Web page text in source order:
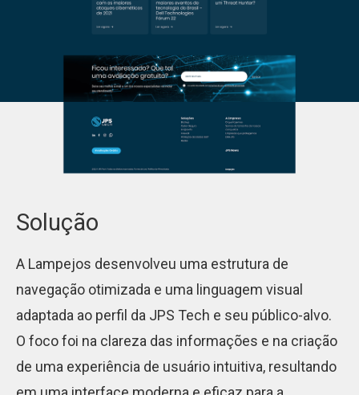
Solução
A Lampejos desenvolveu uma estrutura de
navegação otimizada e uma linguagem visual
adaptada ao perfil da JPS Tech e seu público-alvo.
O foco foi na clareza das informações e na criação
de uma experiência de usuário intuitiva, resultando